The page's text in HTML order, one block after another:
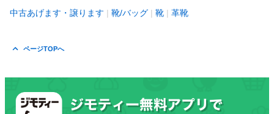
中古あげます・譲ります 靴/バッグ 靴 革靴
ページTOPへ